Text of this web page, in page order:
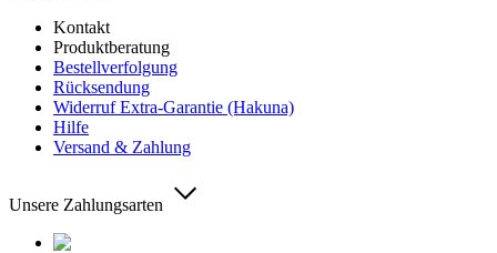
Kontakt
Produktberatung
Bestellverfolgung
Rücksendung
Widerruf Extra-Garantie (Hakuna)
Hilfe
Versand & Zahlung
Unsere Zahlungsarten